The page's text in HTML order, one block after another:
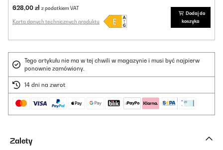
628,00 zł z podatkiem VAT
Karta danych technicznych produktu
Dodaj do
koszyka
Tego artykułu nie ma w tej chwili w magazynie i musi być najpierw
ponownie zamówiony.
14 dni na zwrot
Zalety